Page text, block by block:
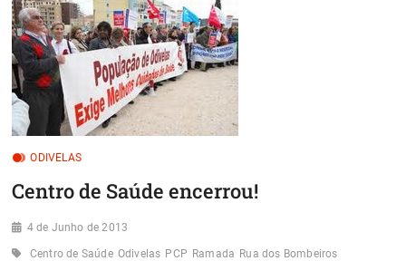
CENTRO
DE
SAÚDE
DE
COLARES
ODIVELAS
Centro de Saúde encerrou!
4 de Junho de 2013
Centro de Saúde Odivelas PCP Ramada Rua dos Bombeiros